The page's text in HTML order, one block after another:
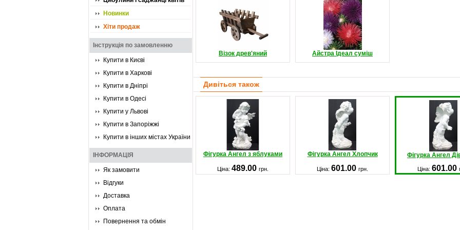
Новинки
Хіти продаж
Інструкція по замовленню
Купити в Києві
Купити в Харкові
Купити в Дніпрі
Купити в Одесі
Купити у Львові
Купити в Запоріжжі
Купити в інших містах України
ІНФОРМАЦІЯ
Як замовити
Відгуки
Доставка
Оплата
Повернення та обмін
Візок древ'яний Айстра Ідеал суміш
Дивіться також
Фігурка Ангел з яблуками Фігурка Ангел Хлопчик Фігурка Ангел
Ціна: 489.00 грн. Ціна: 601.00 грн. Ціна: 601.00